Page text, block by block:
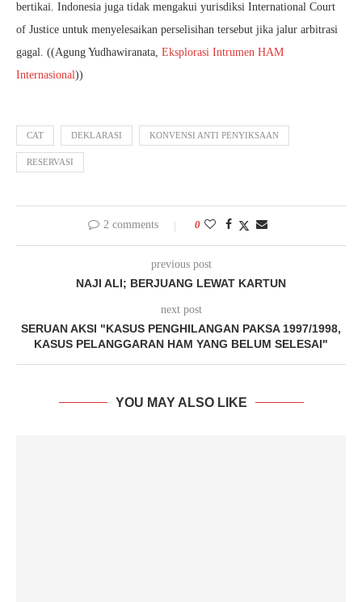
bertikai. Indonesia juga tidak mengakui yurisdiksi International Court
of Justice untuk menyelesaikan perselisihan tersebut jika jalur arbitrasi
gagal. ((Agung Yudhawiranata, Eksplorasi Intrumen HAM
Internasional))
CAT DEKLARASI KONVENSI ANTI PENYIKSAAN
RESERVASI
2 comments 0
previous post
NAJI ALI; BERJUANG LEWAT KARTUN
next post
SERUAN AKSI "KASUS PENGHILANGAN PAKSA 1997/1998,
KASUS PELANGGARAN HAM YANG BELUM SELESAI"
YOU MAY ALSO LIKE